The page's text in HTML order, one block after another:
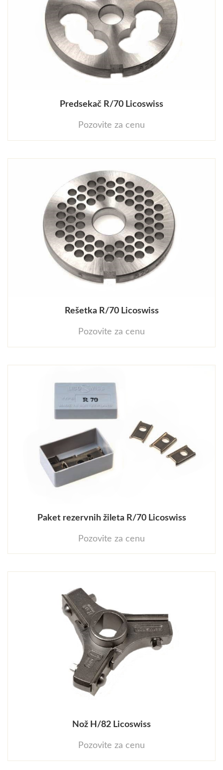
Predsekač R/70 Licoswiss
Pozovite za cenu
Rešetka R/70 Licoswiss
Pozovite za cenu
Paket rezervnih žileta R/70 Licoswiss
Pozovite za cenu
Nož H/82 Licoswiss
Pozovite za cenu